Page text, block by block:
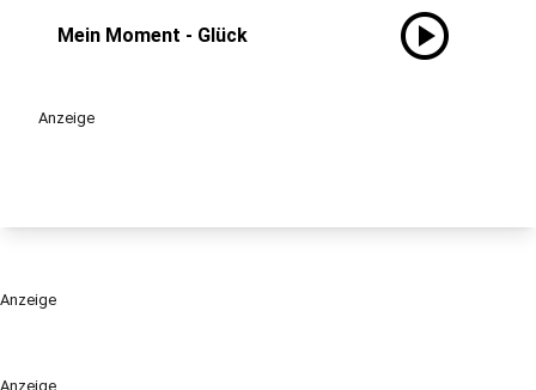
Anzeige
Mein Moment - Glück play_circle
Anzeige
Anzeige